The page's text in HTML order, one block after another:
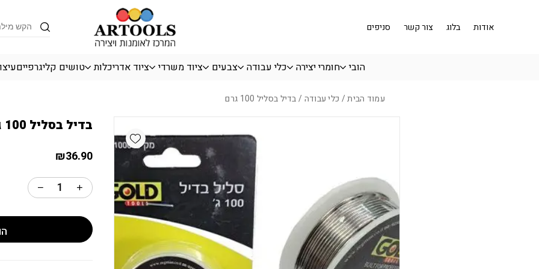
Products
search
אודות
בלוג צור קשר סניפים
הובי חומרי יצירה כלי עבודה צבעים ציוד משרדי ציוד אדריכלות טושים קליגרפיים
עמוד הבית/ כלי עבודה/ בדיל בסליל 100 גרם
בדיל בסליל 100 גרם
₪36.90
Add wishlist